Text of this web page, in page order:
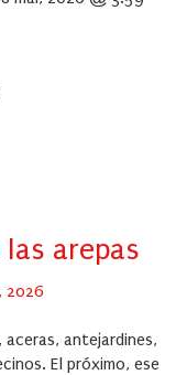
arepas
2026
antejardines,
El próximo, ese